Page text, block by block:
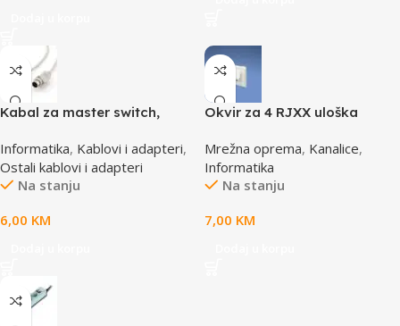
Kabal za master switch,
GEMBIRD
Informatika, Kablovi i adapteri,
Ostali kablovi i adapteri
Na stanju
6,00 KM
Okvir za 4 RJXX uloška
Mrežna oprema, Kanalice,
Informatika
Na stanju
7,00 KM